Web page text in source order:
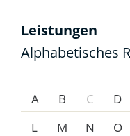
Leistungen
Alphabetisches
A B C D
L
M N O